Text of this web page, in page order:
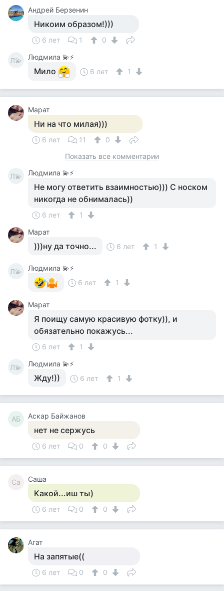
Андрей Берзенин
Никоим образом!)))
6 лет 1 0
Л💫 Людмила 💫⚡
Мило 6 лет 1
Марат
Ни на что милая)))
6 лет 11
0
Показать все комментарии
Л💫 Людмила 💫⚡
Не могу ответить взаимностью))) С носком
никогда не обнималась))
6 лет
1
Марат
)))ну да точно... 6 лет 1
Л💫
Людмила 💫⚡
6 лет
1
Марат
Я поищу самую красивую фотку)), и
обязательно покажусь...
6 лет 1
Л💫 Людмила 💫⚡
Жду!)) 6 лет 1
АБ Аскар Байжанов
нет не сержусь
6 лет 0 0
Са Саша
Какой...иш ты)
6 лет 0 0
Агат
На запятые((
6 лет 0 0